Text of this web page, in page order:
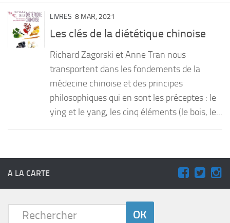
PORTRAITS
LIVRES
LIVRES 8 MAR, 2021
Les clés de la diététique chinoise
Richard Zagorski et Anne Tran nous
transportent dans les fondements de la
médecine chinoise et des principes
philosophiques qui en sont les préceptes : le
ying et le yang, les cinq éléments (le bois, le...
A LA CARTE